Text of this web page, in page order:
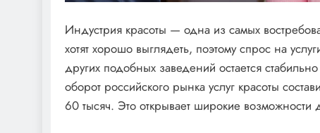
Индустрия красоты — одна из самых
хотят хорошо выглядеть, поэтому спрос на
других подобных заведений остается
оборот российского рынка услуг красоты
60 тысяч. Это открывает широкие